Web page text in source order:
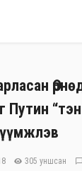
Путин
305 уншсан